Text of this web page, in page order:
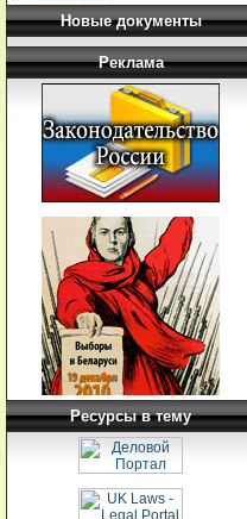
Новые документы
Реклама
Ресурсы в тему